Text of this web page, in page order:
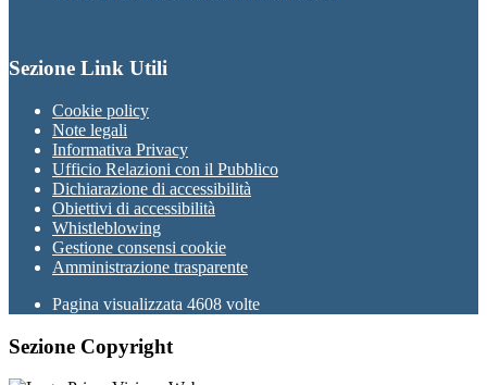
Sezione Link Utili
Cookie policy
Note legali
Informativa Privacy
Ufficio Relazioni con il Pubblico
Dichiarazione di accessibilità
Obiettivi di accessibilità
Whistleblowing
Gestione consensi cookie
Amministrazione trasparente
Pagina visualizzata 4608 volte
Sezione Copyright